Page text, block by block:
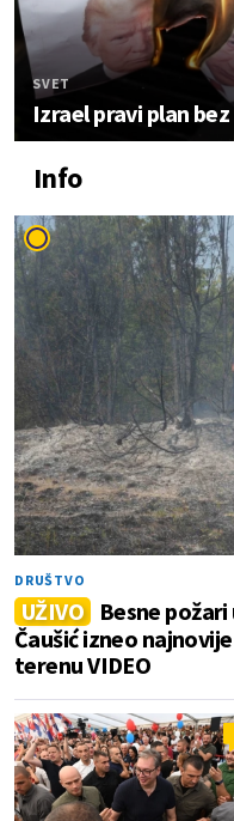
SVET
Izrael pravi plan
Info
DRUŠTVO
UŽIVO Besne
Čaušić izneo
terenu VIDEO